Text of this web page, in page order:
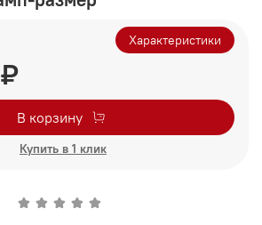
В корзину
Купить в 1 клик
Характеристики